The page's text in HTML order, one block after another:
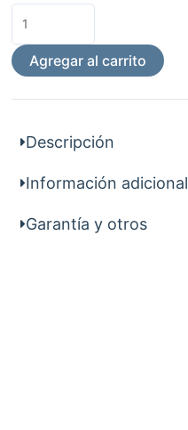
c/ind.
200mt.
cantidad
Agregar al carrito
Descripción
Información adicional
Garantía y otros